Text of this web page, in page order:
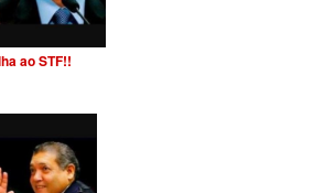
ao STF!!